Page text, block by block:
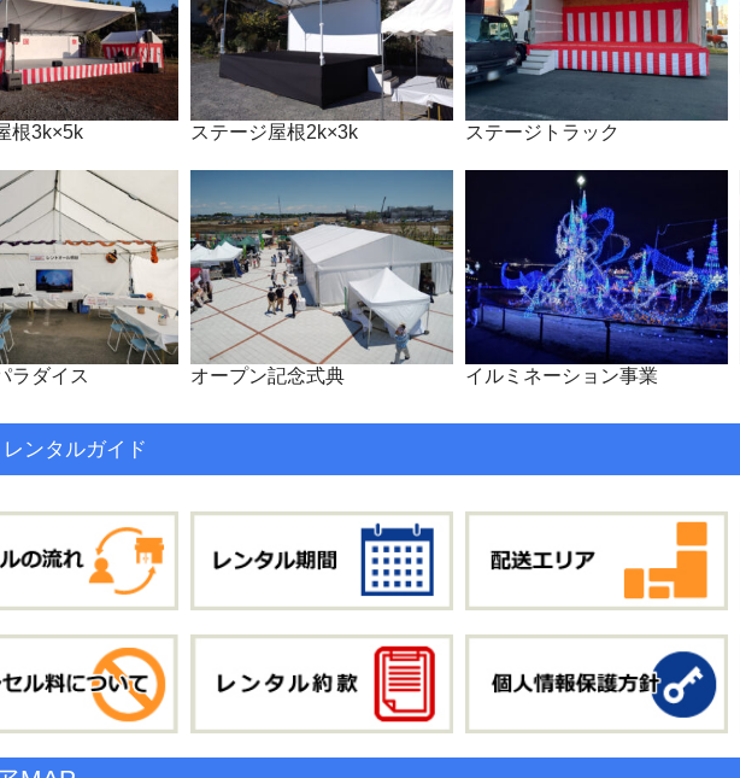
根3k×5k ステージ屋根2k×3k ステージトラック
ラダイス オープン記念式典 イルミネーション事業
レンタルガイド